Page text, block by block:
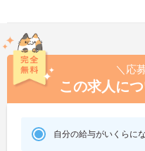
＼応
この求人に
自分の給与がいくらに